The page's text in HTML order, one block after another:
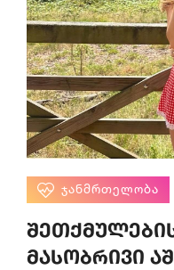
ᲯᲐᲜᲛᲠᲗᲔᲚᲝᲑᲐ
მასობრივი